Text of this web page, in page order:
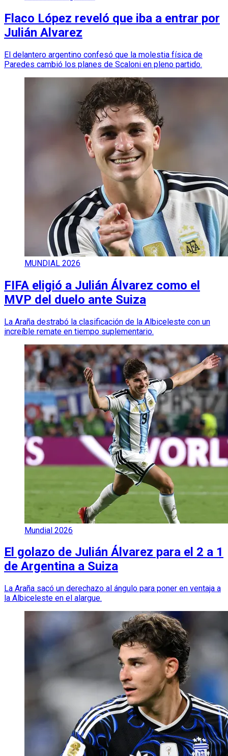
Flaco López reveló que iba a entrar por
Julián Alvarez
El delantero argentino confesó que la molestia física de
Paredes cambió los planes de Scaloni en pleno partido.
MUNDIAL 2026
FIFA eligió a Julián Álvarez como el
MVP del duelo ante Suiza
La Araña destrabó la clasificación de la Albiceleste con un
increíble remate en tiempo suplementario.
Mundial 2026
El golazo de Julián Álvarez para el 2 a 1
de Argentina a Suiza
La Araña sacó un derechazo al ángulo para poner en ventaja a
la Albiceleste en el alargue.